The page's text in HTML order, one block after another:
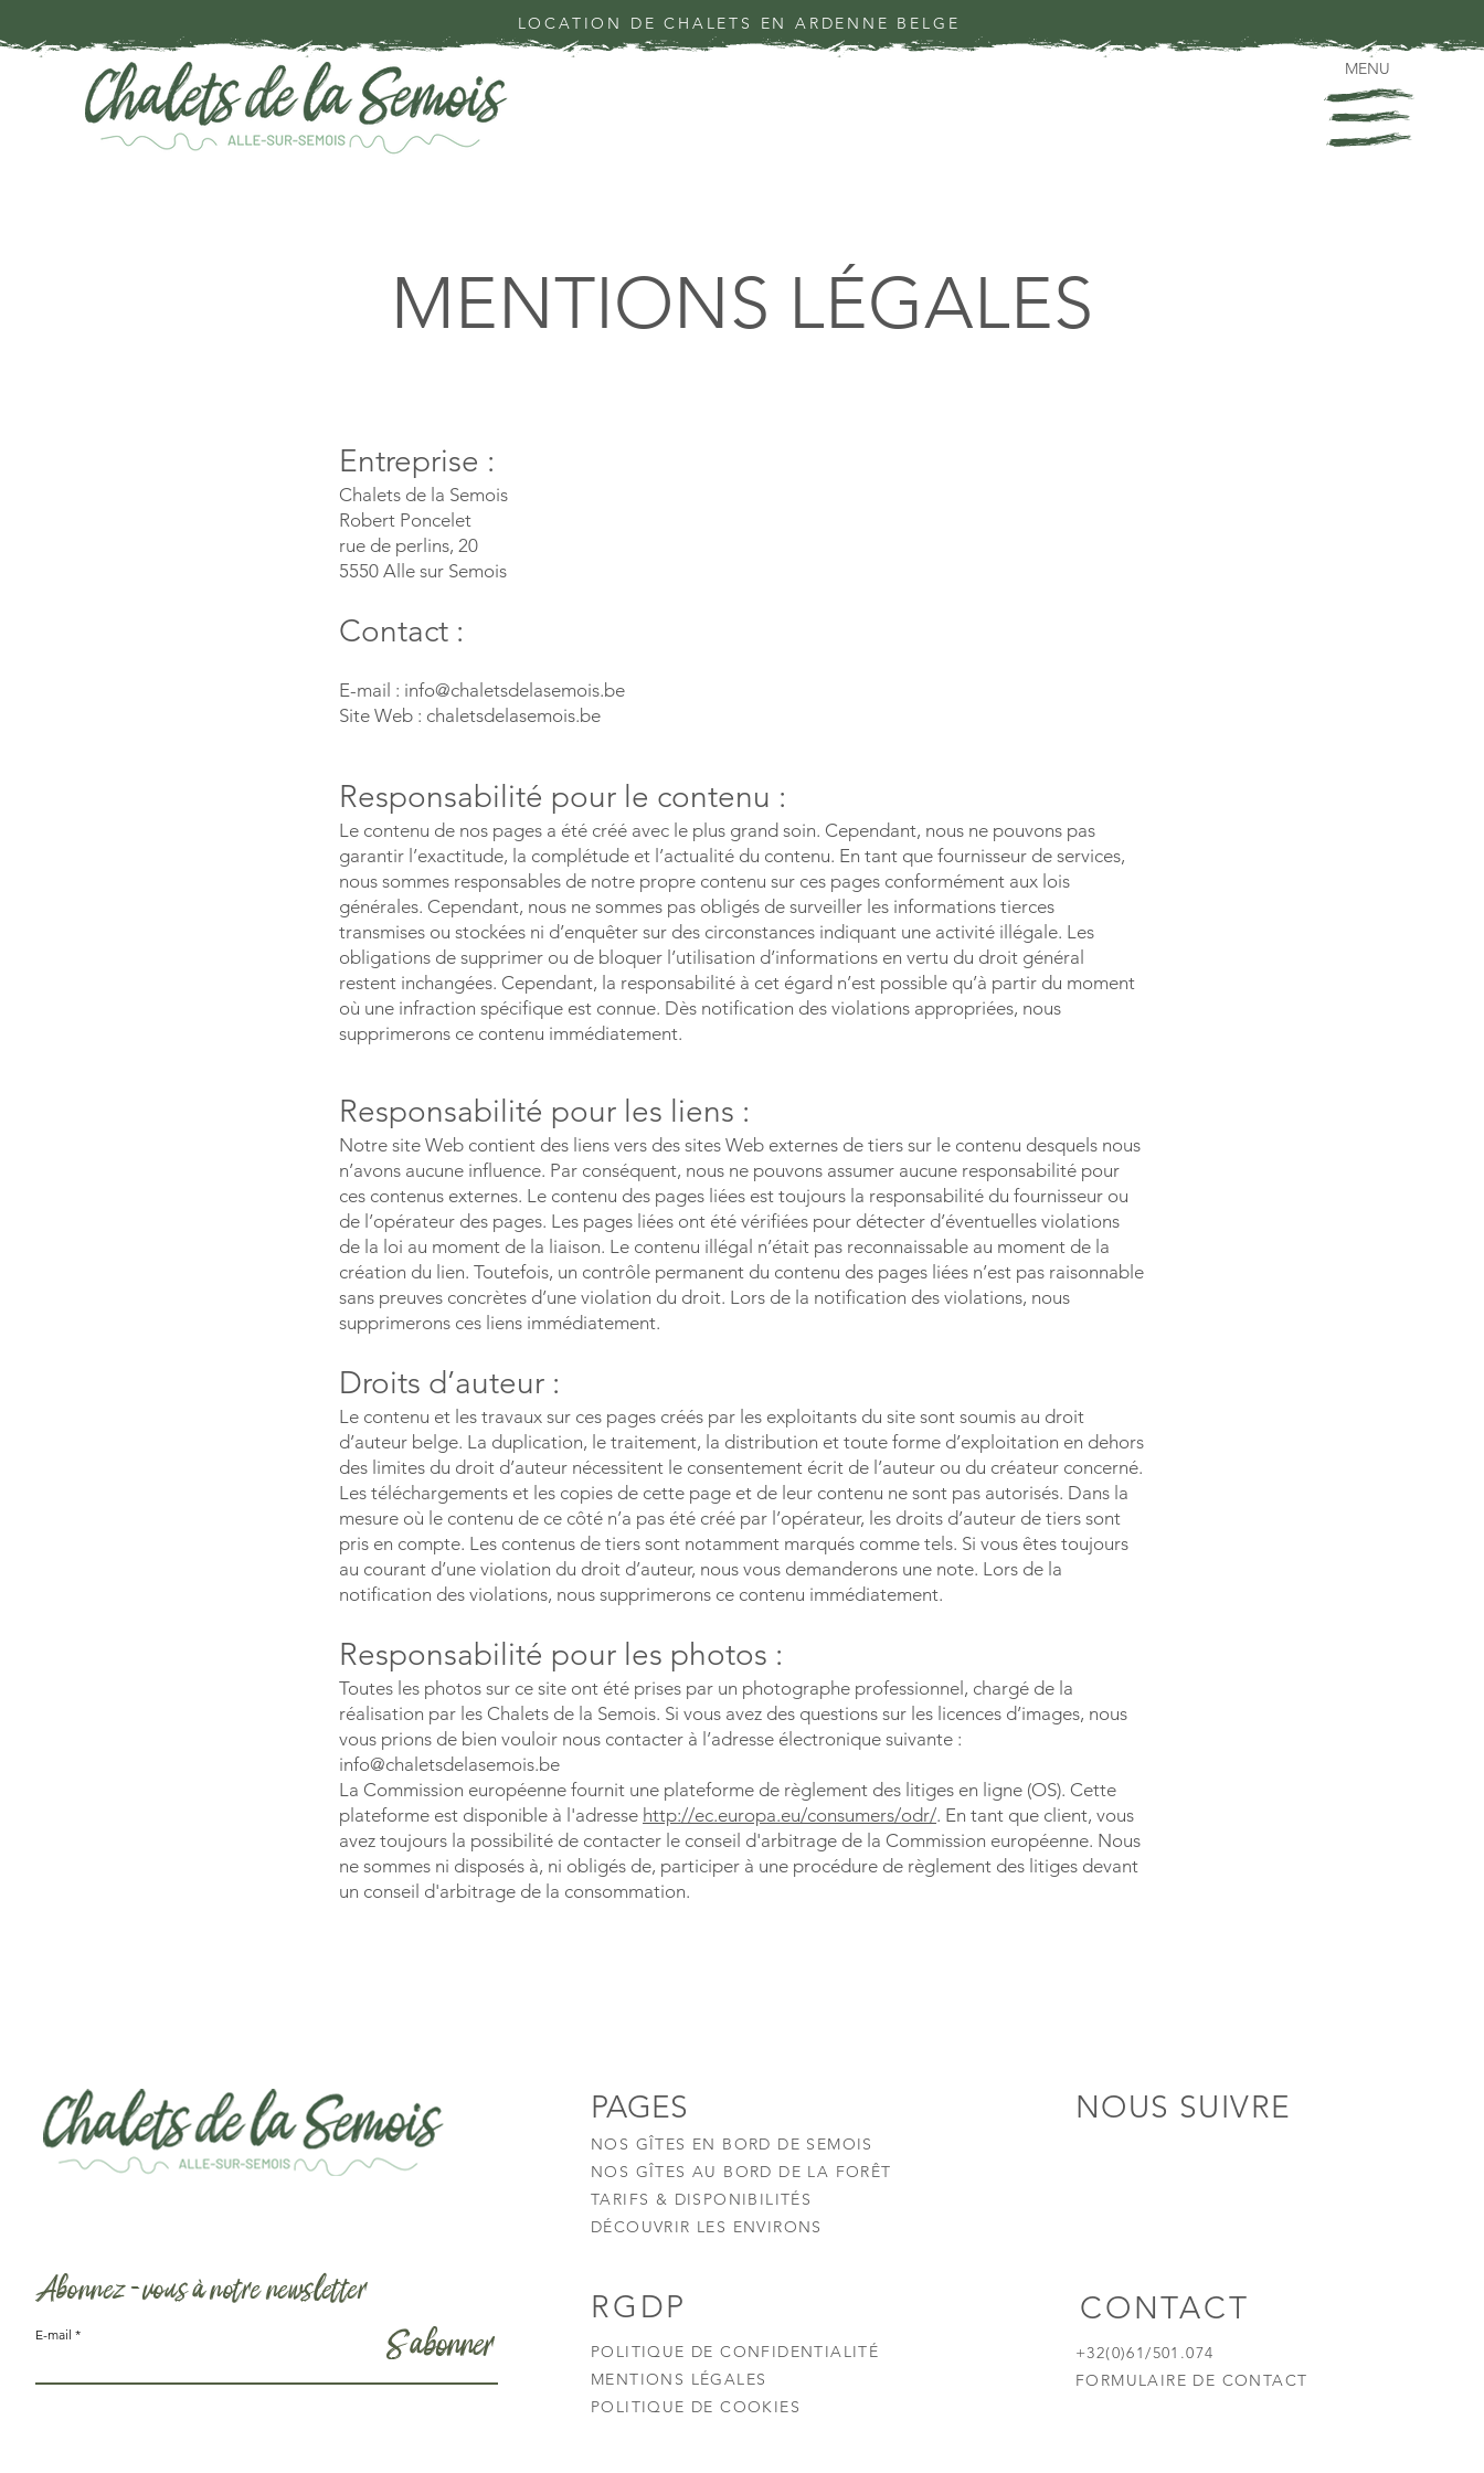
LOCATION DE CHALETS EN ARDENNE BELGE
MENU
MENTIONS LÉGALES
Entreprise :
Chalets de la Semois
Robert Poncelet
rue de perlins, 20
5550 Alle sur Semois
Contact :
E-mail : info@chaletsdelasemois.be
Site Web : chaletsdelasemois.be
Responsabilité pour le contenu :
Le contenu de nos pages a été créé avec le plus grand soin. Cependant, nous ne pouvons pas
garantir l’exactitude, la complétude et l’actualité du contenu. En tant que fournisseur de services,
nous sommes responsables de notre propre contenu sur ces pages conformément aux lois
générales. Cependant, nous ne sommes pas obligés de surveiller les informations tierces
transmises ou stockées ni d’enquêter sur des circonstances indiquant une activité illégale. Les
obligations de supprimer ou de bloquer l’utilisation d’informations en vertu du droit général
restent inchangées. Cependant, la responsabilité à cet égard n’est possible qu’à partir du moment
où une infraction spécifique est connue. Dès notification des violations appropriées, nous
supprimerons ce contenu immédiatement.
Responsabilité pour les liens :
Notre site Web contient des liens vers des sites Web externes de tiers sur le contenu desquels nous
n’avons aucune influence. Par conséquent, nous ne pouvons assumer aucune responsabilité pour
ces contenus externes. Le contenu des pages liées est toujours la responsabilité du fournisseur ou
de l’opérateur des pages. Les pages liées ont été vérifiées pour détecter d’éventuelles violations
de la loi au moment de la liaison. Le contenu illégal n’était pas reconnaissable au moment de la
création du lien. Toutefois, un contrôle permanent du contenu des pages liées n’est pas raisonnable
sans preuves concrètes d’une violation du droit. Lors de la notification des violations, nous
supprimerons ces liens immédiatement.
Droits d’auteur :
Le contenu et les travaux sur ces pages créés par les exploitants du site sont soumis au droit
d’auteur belge. La duplication, le traitement, la distribution et toute forme d’exploitation en dehors
des limites du droit d’auteur nécessitent le consentement écrit de l’auteur ou du créateur concerné.
Les téléchargements et les copies de cette page et de leur contenu ne sont pas autorisés. Dans la
mesure où le contenu de ce côté n’a pas été créé par l’opérateur, les droits d’auteur de tiers sont
pris en compte. Les contenus de tiers sont notamment marqués comme tels. Si vous êtes toujours
au courant d’une violation du droit d’auteur, nous vous demanderons une note. Lors de la
notification des violations, nous supprimerons ce contenu immédiatement.
Responsabilité pour les photos :
Toutes les photos sur ce site ont été prises par un photographe professionnel, chargé de la
réalisation par les Chalets de la Semois. Si vous avez des questions sur les licences d’images, nous
vous prions de bien vouloir nous contacter à l’adresse électronique suivante :
info@chaletsdelasemois.be
La Commission européenne fournit une plateforme de règlement des litiges en ligne (OS). Cette
plateforme est disponible à l'adresse http://ec.europa.eu/consumers/odr/. En tant que client, vous
avez toujours la possibilité de contacter le conseil d'arbitrage de la Commission européenne. Nous
ne sommes ni disposés à, ni obligés de, participer à une procédure de règlement des litiges devant
un conseil d'arbitrage de la consommation.
Abonnez-vous à notre newsletter
E-mail S'abonner
PAGES
NOS GÎTES EN BORD DE SEMOIS
NOS GÎTES AU BORD DE LA FORÊT
TARIFS & DISPONIBILITÉS
DÉCOUVRIR LES ENVIRONS
RGDP
POLITIQUE DE CONFIDENTIALITÉ
MENTIONS LÉGALES
POLITIQUE DE COOKIES
NOUS SUIVRE
CONTACT
+32(0)61/501.074
FORMULAIRE DE CONTACT